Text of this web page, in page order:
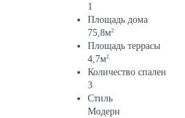
1
Площадь дома
75,8м2
Площадь террасы
4,7м2
Количество спален
3
Стиль
Модерн